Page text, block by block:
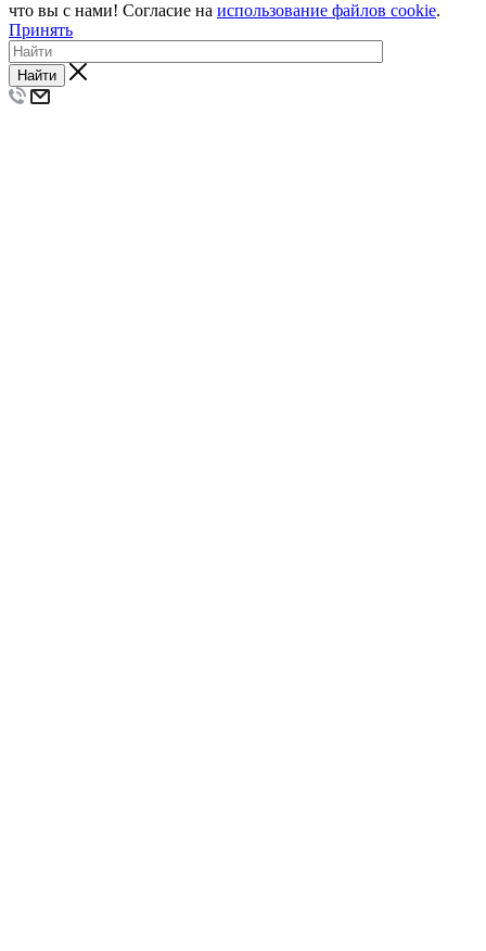
что вы с нами! Согласие на использование файлов cookie.
Принять
Найти